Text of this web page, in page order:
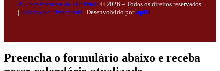
Aliança Francesa de São Paulo © 2026 – Todos os direitos reservados
| Política de Privacidade | Desenvolvido porApiki
Preencha o formulário abaixo e receba